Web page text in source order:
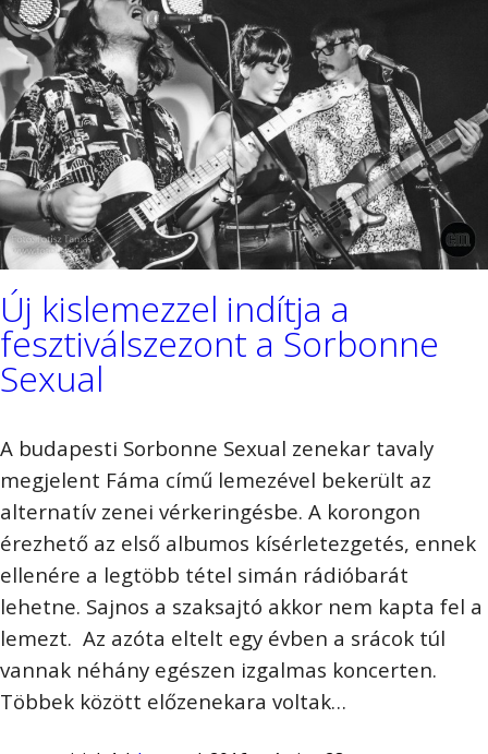
Új kislemezzel indítja a
fesztiválszezont a Sorbonne
Sexual
A budapesti Sorbonne Sexual zenekar tavaly
megjelent Fáma című lemezével bekerült az
alternatív zenei vérkeringésbe. A korongon
érezhető az első albumos kísérletezgetés, ennek
ellenére a legtöbb tétel simán rádióbarát
lehetne. Sajnos a szaksajtó akkor nem kapta fel a
lemezt. Az azóta eltelt egy évben a srácok túl
vannak néhány egészen izgalmas koncerten.
Többek között előzenekara voltak…